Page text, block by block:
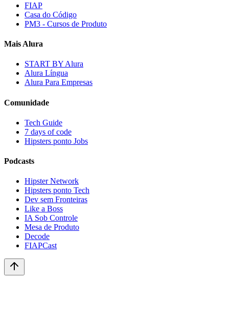
FIAP
Casa do Código
PM3 - Cursos de Produto
Mais Alura
START BY Alura
Alura Língua
Alura Para Empresas
Comunidade
Tech Guide
7 days of code
Hipsters ponto Jobs
Podcasts
Hipster Network
Hipsters ponto Tech
Dev sem Fronteiras
Like a Boss
IA Sob Controle
Mesa de Produto
Decode
FIAPCast